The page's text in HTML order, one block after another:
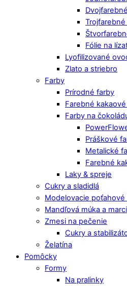
Trojfarebné
Fólie na
Lyofilizované
Zlato a striebro
Farby
Prírodné farby
Farebné
Farby na
Práškové
Metalické
Farebné
Laky & spreje
Cukry a sladidlá
Modelovacie
Mandľová múka a
Zmesi na pečenie
Cukry a
Želatína
Pomôcky
Formy
Na pralinky